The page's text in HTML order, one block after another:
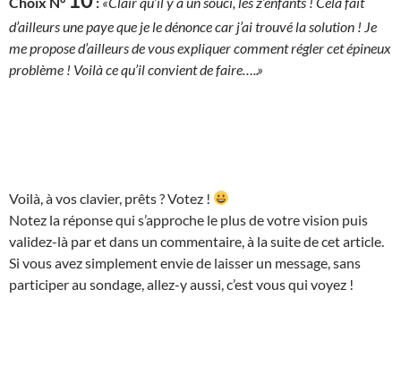
d’ailleurs une paye que je le dénonce car j’ai trouvé la solution ! Je
me propose d’ailleurs de vous expliquer comment régler cet épineux
problème ! Voilà ce qu’il convient de faire…..»
Voilà, à vos clavier, prêts ? Votez !
Notez la réponse qui s’approche le plus de votre vision puis
validez-là par et dans un commentaire, à la suite de cet article.
Si vous avez simplement envie de laisser un message, sans
participer au sondage, allez-y aussi, c’est vous qui voyez !